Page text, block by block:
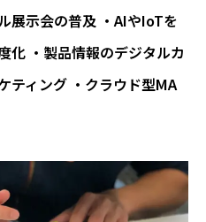
展示会の普及 ・AIやIoTを
化 ・製品情報のデジタルカ
ティング ・クラウド型MA